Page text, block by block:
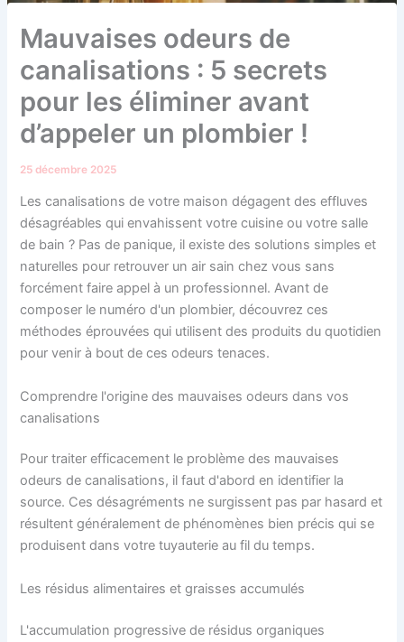
Mauvaises odeurs de
canalisations : 5 secrets
pour les éliminer avant
d’appeler un plombier !
25 décembre 2025
Les canalisations de votre maison dégagent des effluves
désagréables qui envahissent votre cuisine ou votre salle
de bain ? Pas de panique, il existe des solutions simples et
naturelles pour retrouver un air sain chez vous sans
forcément faire appel à un professionnel. Avant de
composer le numéro d'un plombier, découvrez ces
méthodes éprouvées qui utilisent des produits du quotidien
pour venir à bout de ces odeurs tenaces.
Comprendre l'origine des mauvaises odeurs dans vos
canalisations
Pour traiter efficacement le problème des mauvaises
odeurs de canalisations, il faut d'abord en identifier la
source. Ces désagréments ne surgissent pas par hasard et
résultent généralement de phénomènes bien précis qui se
produisent dans votre tuyauterie au fil du temps.
Les résidus alimentaires et graisses accumulés
L'accumulation progressive de résidus organiques